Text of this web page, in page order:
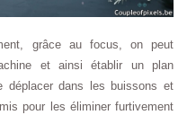
grâce au focus, on peut
et ainsi établir un plan
déplacer dans les buissons et
pour les éliminer furtivement